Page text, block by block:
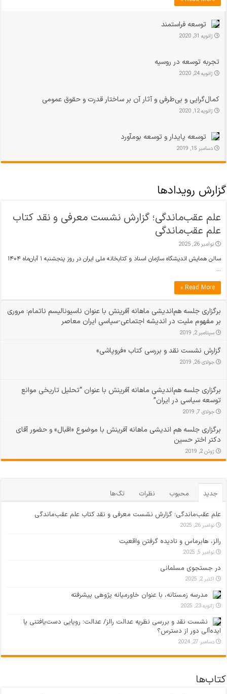
توسعه فراستمند
ژانویه 31, 2020
تجربه توسعه در روسیه
ژانویه 24, 2020
کمال‌­گرایی و بی‌­طرفی و آثار آن بر ساختار قدرت و حقوق عمومی
ژانویه 12, 2020
توسعه پایدار و توسعه بومآورد
دسامبر 15, 2019
گزارش رویدادها
علم عقب‌ماندگی؛ گزارش نشست معرفی و نقد کتاب
علم عقب‌ماندگی
نوامبر 26, 2025
سالن همایش اندیشگاه سازمان اسناد و کتابخانه ملی ایران در روز پنجشنبه ۱ آبان‌ماه ۱۴۰۴
…
Read More »
برگزاری جلسه هم‌اندیشی ماهانه آفرینش با عنوان ناسیونالیسم ناتمام: مروری
بر مفهوم ملیت در اندیشه اجتماعی-سیاسی ایران معاصر
سپتامبر 2, 2019
گزارش نشست نقد و بررسی کتاب «فروپاشی»
جولای 26, 2019
برگزاری جلسه هم‌اندیشی ماهانه آفرینش با عنوان “تحلیل تاریخی موانع
توسعه سیاسی در ایران”
جولای 7, 2019
برگزاری جلسه هم اندیشی ماهانه آفرینش با موضوع «اقبال» و حضور آقای
دکتر اختر حسین
ژوئن 2, 2019
جدید محبوب نظرات تگ‌ها
علم عقب‌ماندگی؛ گزارش نشست معرفی و نقد کتاب علم عقب‌ماندگی
نوامبر 26, 2025
رالز، هابرماس و نادیده گرفتن واقعیت
نوامبر 5, 2025
در جستجوی مسلمانی
اکتبر 2, 2025
مدرسه زمستانه، با عنوان خاورمیانه پژوهی پیشرفته
ژانویه 23, 2025
نشست نقد و بررسی نظریه عدالت رالز/ عدالت؛ رویایی دست‌یافتنی یا
ایده‌آلی دور از دسترس؟
دسامبر 27, 2024
کتاب‌ها